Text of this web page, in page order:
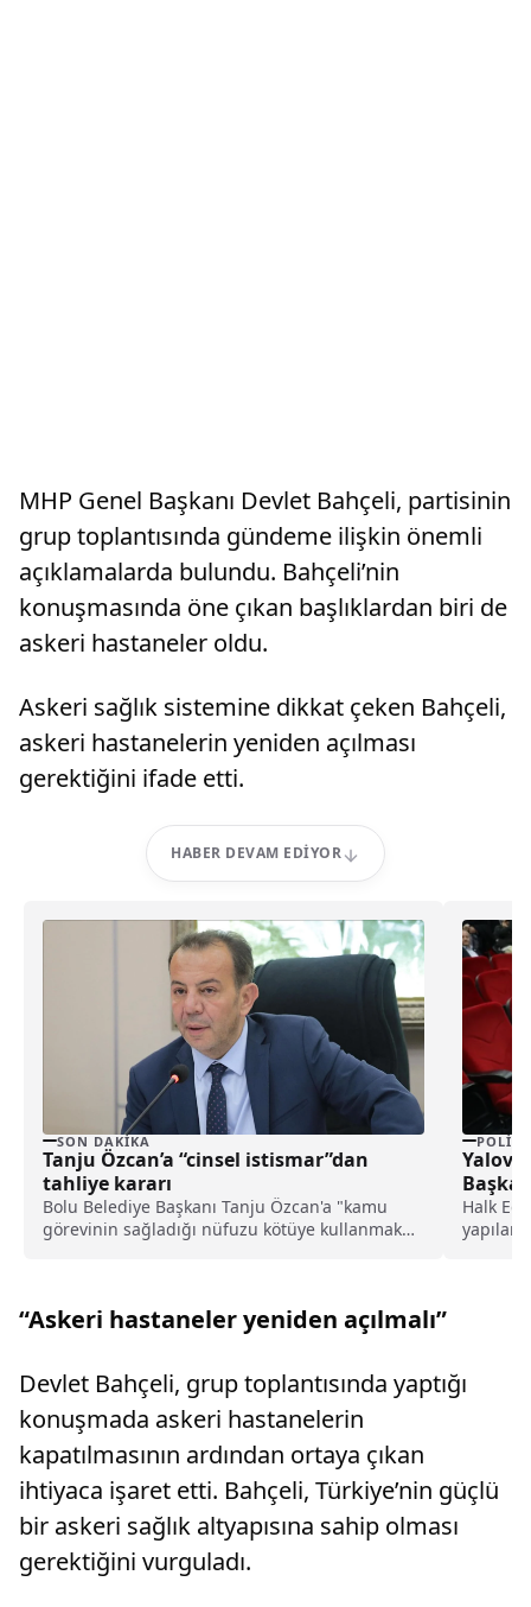
MHP Genel Başkanı Devlet Bahçeli, partisinin
grup toplantısında gündeme ilişkin önemli
açıklamalarda bulundu. Bahçeli’nin
konuşmasında öne çıkan başlıklardan biri de
askeri hastaneler oldu.
Askeri sağlık sistemine dikkat çeken Bahçeli,
askeri hastanelerin yeniden açılması
gerektiğini ifade etti.
HABER DEVAM EDIYOR
SON DAKIKA
Tanju Özcan’a “cinsel istismar”dan
tahliye kararı
Bolu Belediye Başkanı Tanju Özcan'a "kamu
görevinin sağladığı nüfuzu kötüye kullanmak
Halk
yapılan
“Askeri hastaneler yeniden açılmalı”
Devlet Bahçeli, grup toplantısında yaptığı
konuşmada askeri hastanelerin
kapatılmasının ardından ortaya çıkan
ihtiyaca işaret etti. Bahçeli, Türkiye’nin güçlü
bir askeri sağlık altyapısına sahip olması
gerektiğini vurguladı.